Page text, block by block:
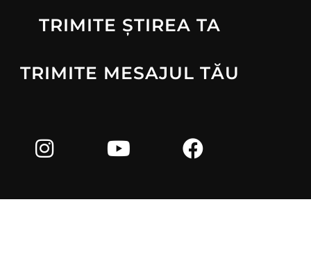
TRIMITE ȘTIREA TA
TRIMITE MESAJUL TĂU